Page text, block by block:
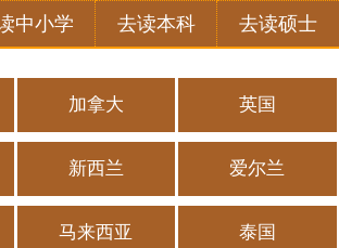
留学资讯
留学百问
中小学 去读本科 去读硕士
加拿大 英国
新西兰 爱尔兰
马来西亚 泰国